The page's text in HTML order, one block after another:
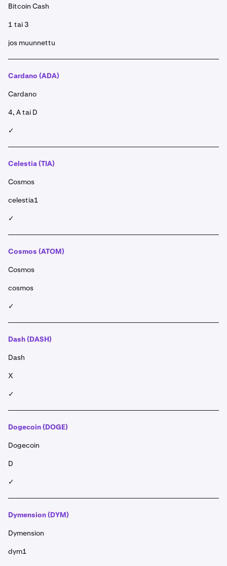
Bitcoin Cash
1 tai 3
jos muunnettu
Cardano (ADA)
Cardano
4, A tai D
✓
Celestia (TIA)
Cosmos
celestia1
✓
Cosmos (ATOM)
Cosmos
cosmos
✓
Dash (DASH)
Dash
X
✓
Dogecoin (DOGE)
Dogecoin
D
✓
Dymension (DYM)
Dymension
dym1